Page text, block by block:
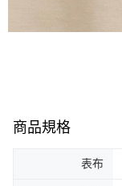
商品規格
表布